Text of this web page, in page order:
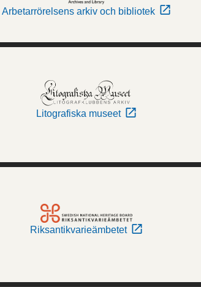
Arbetarrörelsens arkiv och bibliotek
Litografiska museet
Riksantikvarieämbetet